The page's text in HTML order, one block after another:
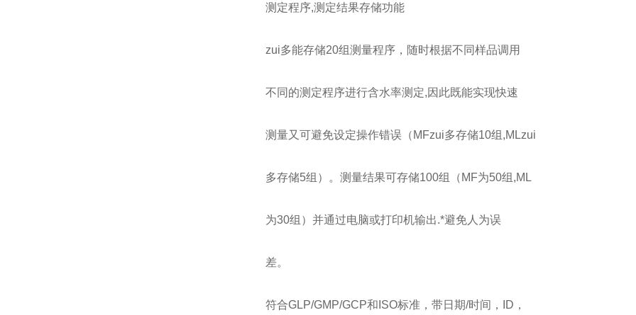
测定程序,测定结果存储功能
zui多能存储20组测量程序，随时根据不同样品调用
不同的测定程序进行含水率测定,因此既能实现快速
测量又可避免设定操作错误（MFzui多存储10组,MLzui
多存储5组）。测量结果可存储100组（MF为50组,ML
为30组）并通过电脑或打印机输出.*避免人为误
差。
符合GLP/GMP/GCP和ISO标准，带日期/时间，ID，